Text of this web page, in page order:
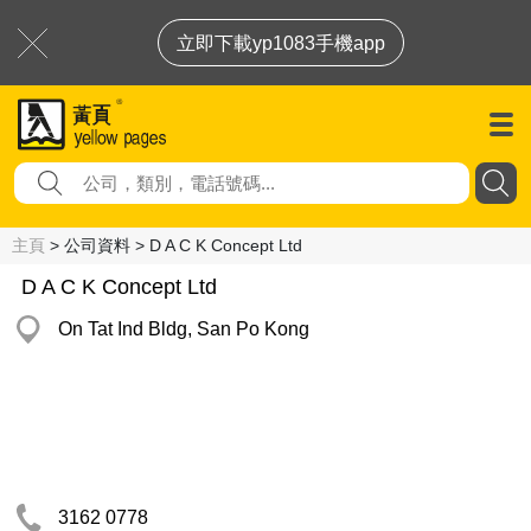
立即下載yp1083手機app
主頁 > 公司資料 > D A C K Concept Ltd
D A C K Concept Ltd
On Tat Ind Bldg, San Po Kong
3162 0778